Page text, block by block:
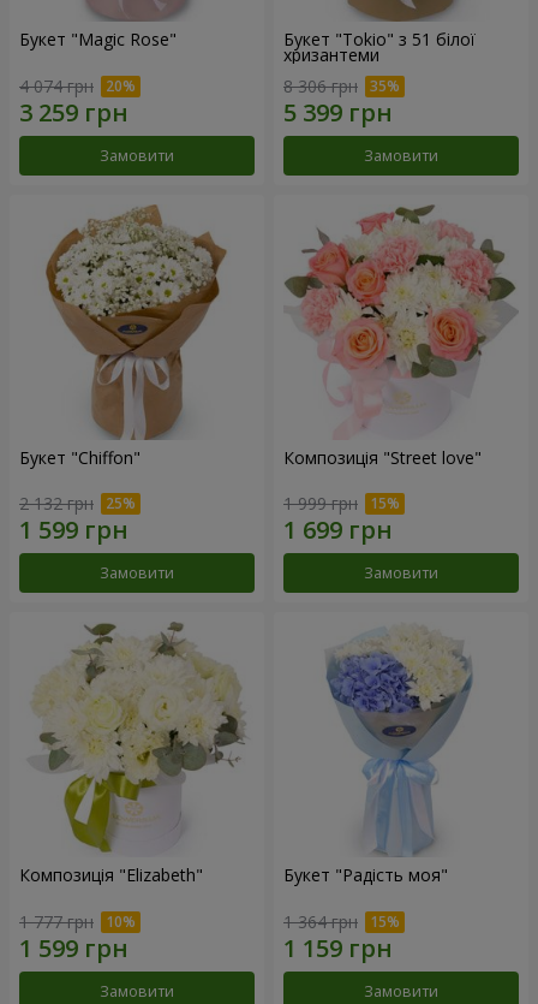
Букет "Magic Rose"
4 074 грн
Замовити
Букет "Tokio" з 51 білої
хризантеми
8 306 грн
Замовити
Букет "Chiffon"
2 132 грн
Замовити
Композиція "Street love"
1 999 грн
Замовити
Композиція "Elizabeth"
1 777 грн
Замовити
Букет "Радість моя"
1 364 грн
Замовити